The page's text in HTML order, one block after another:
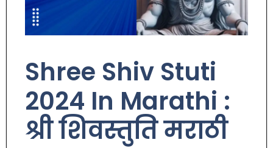
Shree Shiv Stuti
2024 In Marathi :
श्री शिवस्तुति मराठी